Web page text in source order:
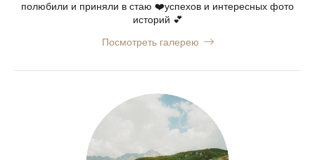
полюбили и приняли в стаю ❤️успехов и интересных фото
историй 💕
Посмотреть галерею